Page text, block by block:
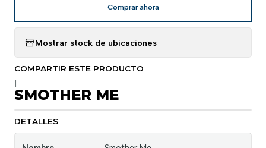
Comprar ahora
Mostrar stock de ubicaciones
COMPARTIR ESTE PRODUCTO
SMOTHER ME
DETALLES